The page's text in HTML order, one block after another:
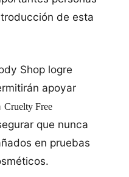
de esta
Shop logre
apoyar
Cruelty Free
que nunca
en pruebas